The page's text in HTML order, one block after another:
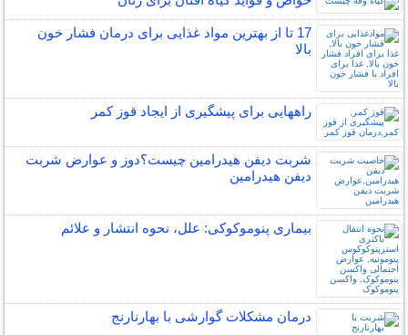
17 تا از بهترین مواد غذایی برای درمان فشار خون
بالا
راههایی برای پیشگیری از ایجاد قوز کمر
شربت دیفن هیدرامین چیست؟دوز و عوارض شربت
دیفن هیدرامین
بیماری پنوموکوکی: علل، نحوه انتشار و علائم
درمان مشکلات گوارشی با بهارنارنج